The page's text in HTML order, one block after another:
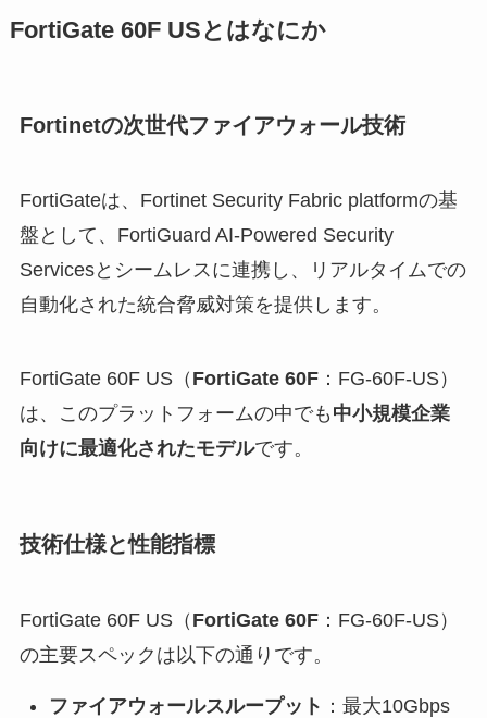
FortiGate 60F USとはなにか
Fortinetの次世代ファイアウォール技術
FortiGateは、Fortinet Security Fabric platformの基
盤として、FortiGuard AI-Powered Security
Servicesとシームレスに連携し、リアルタイムでの
自動化された統合脅威対策を提供します。
FortiGate 60F US（ FortiGate 60F：FG-60F-US）
は、このプラットフォームの中でも 中小規模企業
向けに最適化されたモデルです。
技術仕様と性能指標
FortiGate 60F US（ FortiGate 60F：FG-60F-US）
の主要スペックは以下の通りです。
ファイアウォールスループット ：最大10Gbps